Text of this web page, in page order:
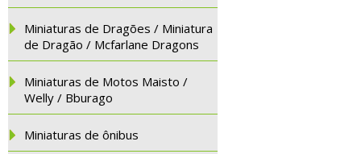
Miniaturas de Dragões / Miniatura
de Dragão / Mcfarlane Dragons
Miniaturas de Motos Maisto /
Welly / Bburago
Miniaturas de ônibus